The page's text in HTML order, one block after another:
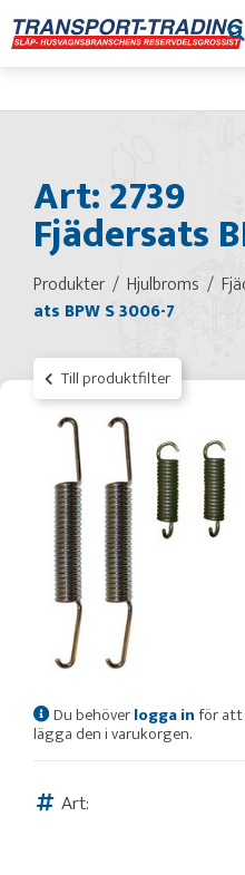
Art: 2739
Fjädersats
Produkter Hjulbroms
ats BPW S 3006-7
Till produktfilter
Du behöverlogga inför att
lägga den i varukorgen.
Art: